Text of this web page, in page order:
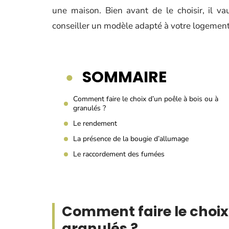
une maison. Bien avant de le choisir, il
conseiller un modèle adapté à votre
SOMMAIRE
Comment faire le choix d’un poêle à bois ou à
granulés ?
Le rendement
La présence de la bougie d’allumage
Le raccordement des fumées
Comment faire le